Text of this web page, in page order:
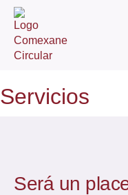
Servicios
Será un